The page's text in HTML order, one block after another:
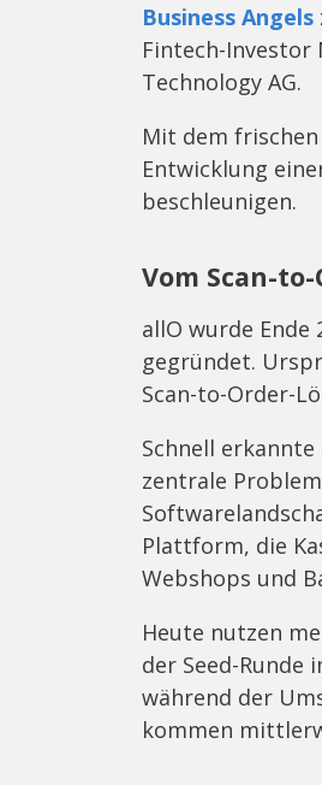
Business Angels
Fintech-Investor
Technology AG.
Mit dem
Entwicklung
beschleunigen.
Vom Scan-
allO wurde Ende
gegründet.
Scan-to-Order-
Schnell
zentrale
Plattform, die
Webshops und
Heute nutzen
der Seed-Runde
während der
kommen